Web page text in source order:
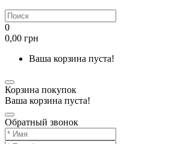
0
0,00 грн
Ваша корзина пуста!
Корзина покупок
Ваша корзина пуста!
Обратный звонок